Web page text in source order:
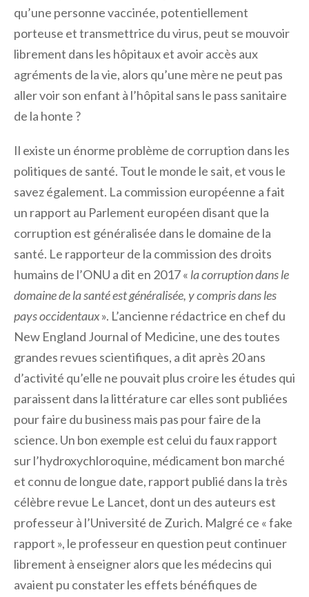
qu’une personne vaccinée, potentiellement
porteuse et transmettrice du virus, peut se mouvoir
librement dans les hôpitaux et avoir accès aux
agréments de la vie, alors qu’une mère ne peut pas
aller voir son enfant à l’hôpital sans le pass sanitaire
de la honte ?
Il existe un énorme problème de corruption dans les
politiques de santé. Tout le monde le sait, et vous le
savez également. La commission européenne a fait
un rapport au Parlement européen disant que la
corruption est généralisée dans le domaine de la
santé. Le rapporteur de la commission des droits
humains de l’ONU a dit en 2017 « la corruption dans le
domaine de la santé est généralisée, y compris dans les
pays occidentaux». L’ancienne rédactrice en chef du
New England Journal of Medicine, une des toutes
grandes revues scientifiques, a dit après 20 ans
d’activité qu’elle ne pouvait plus croire les études qui
paraissent dans la littérature car elles sont publiées
pour faire du business mais pas pour faire de la
science. Un bon exemple est celui du faux rapport
sur l’hydroxychloroquine, médicament bon marché
et connu de longue date, rapport publié dans la très
célèbre revue Le Lancet, dont un des auteurs est
professeur à l’Université de Zurich. Malgré ce « fake
rapport », le professeur en question peut continuer
librement à enseigner alors que les médecins qui
avaient pu constater les effets bénéfiques de